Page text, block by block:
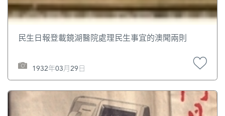
民生日報登載鏡湖醫院處理民生事宜的澳聞兩則
1932年03月29日